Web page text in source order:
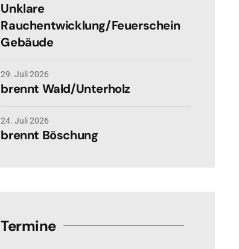
Unklare
Rauchentwicklung/Feuerschein
Gebäude
29. Juli 2026
brennt Wald/Unterholz
24. Juli 2026
brennt Böschung
Termine